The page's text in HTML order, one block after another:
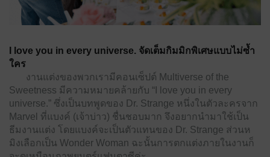
I love you in every universe. จัดเต็มกิมมิกพิเศษแบบไม่ซ้ำ
ใคร
งานแต่งของพวกเรามีคอนเซ็ปต์ Multiverse of the
Sweetness มีความหมายคล้ายกับ “I love you in every
universe.” ซึ่งเป็นบทพูดของ Dr. Strange หนึ่งในตัวละครจาก
Marvel ที่แบงค์ (เจ้าบ่าว) ชื่นชอบมาก จึงอยากนำมาใช้เป็น
ธีมงานแต่ง โดยแบงค์จะเป็นตัวแทนของ Dr. Strange ส่วนห
มิงเลือกเป็น Wonder Woman ฉะนั้นการตกแต่งภายในงานก็